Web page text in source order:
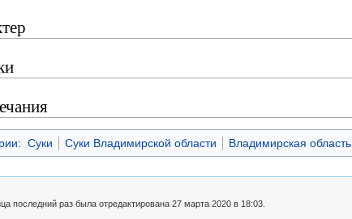
: Суки Суки Владимирской области Владимирская область
последний раз была отредактирована 27 марта 2020 в 18:03.